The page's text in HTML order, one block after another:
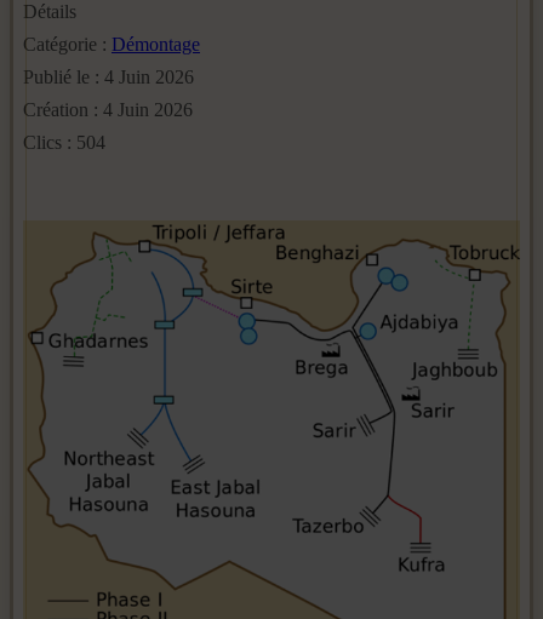
Détails
Catégorie : Démontage
Publié le : 4 Juin 2026
Création : 4 Juin 2026
Clics : 504